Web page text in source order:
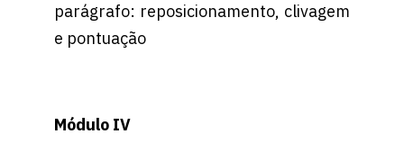
parágrafo: reposicionamento, clivagem
e pontuação
Módulo IV